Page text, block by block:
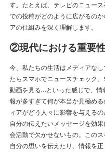
す。たとえば、テレビのニュー
での投稿がどのように広がるの
アの仕組みを深く理解します。
②現代における重要
今、私たちの生活はメディアな
たらスマホでニュースチェック
動画を見る…といった感じで、
報が多すぎて何が本当か見極め
ィアがどう人々に影響を与える
自分の伝えたいメッセージを効
会活動で欠かせないもの。この
自分の思いを伝えたり、情報を